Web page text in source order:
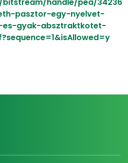
handle/pea/34236
pasztor-egy-nyelvet-
es-gyak-absztraktkotet-